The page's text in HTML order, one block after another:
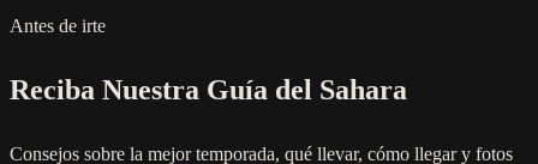
Antes de irte
Reciba Nuestra Guía del Sahara
Consejos sobre la mejor temporada, qué llevar, cómo llegar y fotos